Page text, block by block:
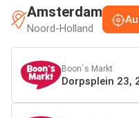
Amsterdam
Noord-Holland
Boon`s Markt
Dorpsplein 23,